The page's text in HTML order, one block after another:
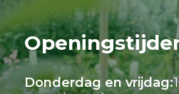
Donderdag en vrijdag: